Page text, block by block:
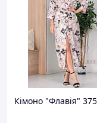
Кімоно "Флавія"